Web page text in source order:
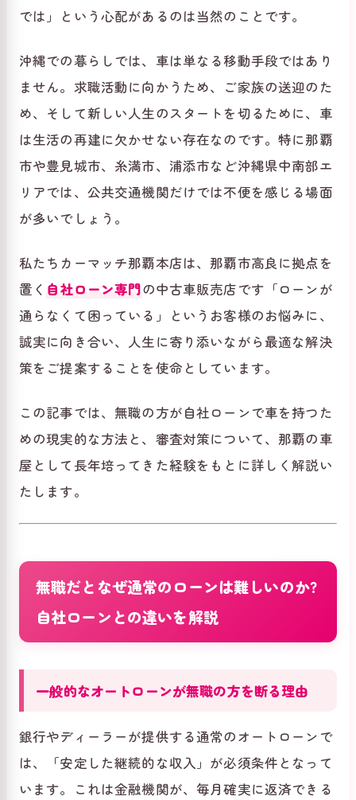
では」という心配があるのは当然のことです。
沖縄での暮らしでは、車は単なる移動手段ではあり
ません。求職活動に向かうため、ご家族の送迎のた
め、そして新しい人生のスタートを切るために、車
は生活の再建に欠かせない存在なのです。特に那覇
市や豊見城市、糸満市、浦添市など沖縄県中南部エ
リアでは、公共交通機関だけでは不便を感じる場面
が多いでしょう。
私たちカーマッチ那覇本店は、那覇市高良に拠点を
置く 自社ローン専門の中古車販売店です「ローンが
通らなくて困っている」というお客様のお悩みに、
誠実に向き合い、人生に寄り添いながら最適な解決
策をご提案することを使命としています。
この記事では、無職の方が自社ローンで車を持つた
めの現実的な方法と、審査対策について、那覇の車
屋として長年培ってきた経験をもとに詳しく解説い
たします。
無職だとなぜ通常のローンは難しいのか?
自社ローンとの違いを解説
一般的なオートローンが無職の方を断る理由
銀行やディーラーが提供する通常のオートローンで
は、「安定した継続的な収入」が必須条件となって
います。これは金融機関が、毎月確実に返済できる